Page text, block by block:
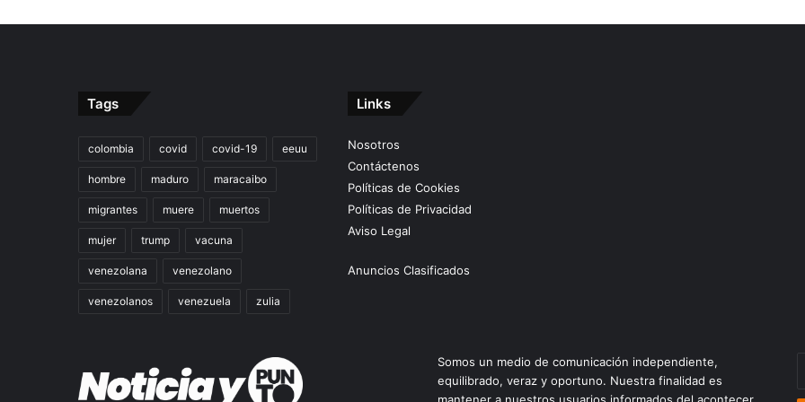
Tags
colombia covid covid-19 eeuu
hombre maduro maracaibo
migrantes muere muertos
mujer trump vacuna
venezolana venezolano
venezolanos venezuela zulia
Links
Nosotros
Contáctenos
Políticas de Cookies
Políticas de Privacidad
Aviso Legal
Anuncios Clasificados
Somos un medio de comunicación independiente,
equilibrado, veraz y oportuno. Nuestra finalidad es